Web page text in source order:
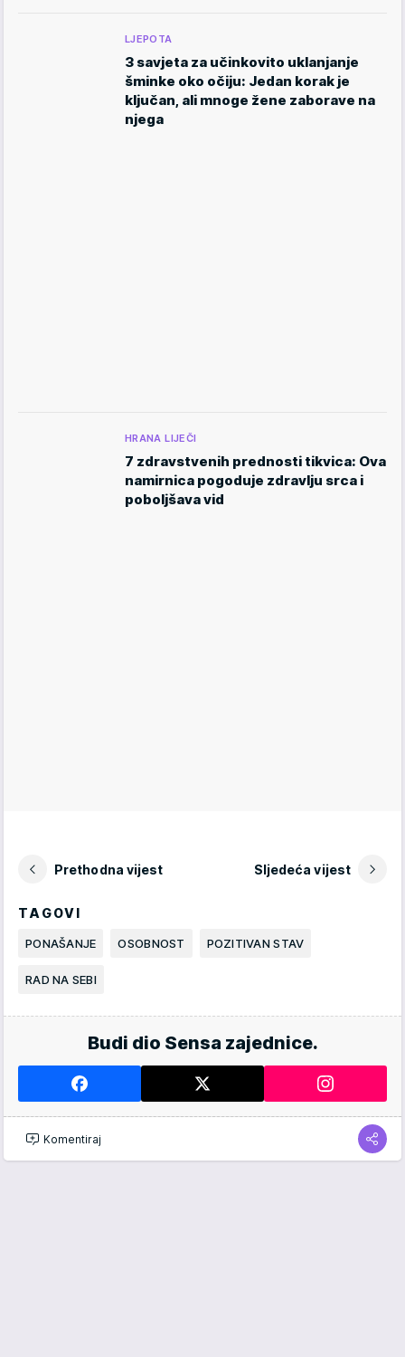
LJEPOTA
3 savjeta za učinkovito uklanjanje
šminke oko očiju: Jedan korak je
ključan, ali mnoge žene zaborave na
njega
HRANA LIJEČI
7 zdravstvenih prednosti tikvica: Ova
namirnica pogoduje zdravlju srca i
poboljšava vid
Prethodna vijest Sljedeća vijest
TAGOVI
PONAŠANJE OSOBNOST POZITIVAN STAV
RAD NA SEBI
Budi dio Sensa zajednice.
Komentiraj